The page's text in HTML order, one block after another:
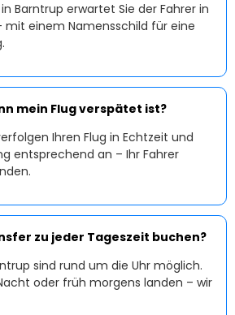
Barntrup erwartet Sie der Fahrer in
mit einem Namensschild für eine
mein Flug verspätet ist?
Ihren Flug in Echtzeit und
entsprechend an – Ihr Fahrer
zu jeder Tageszeit buchen?
sind rund um die Uhr möglich.
oder früh morgens landen – wir